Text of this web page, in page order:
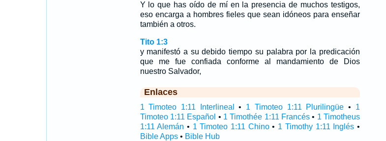
Y lo que has oído de mí en la presencia de muchos testigos,
eso encarga a hombres fieles que sean idóneos para enseñar
también a otros.
Tito 1:3
y manifestó a su debido tiempo su palabra por la predicación
que me fue confiada conforme al mandamiento de Dios
nuestro Salvador,
Enlaces
1 Timoteo 1:11 Interlineal • 1 Timoteo 1:11 Plurilingüe • 1
Timoteo 1:11 Español • 1 Timothée 1:11 Francés• 1 Timotheus
1:11 Alemán • 1 Timoteo 1:11 Chino• 1 Timothy 1:11 Inglés •
Bible Apps• Bible Hub